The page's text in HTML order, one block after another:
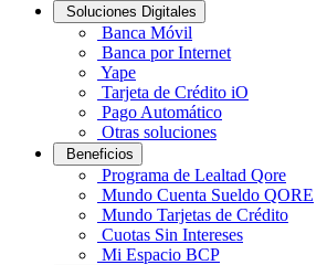
Soluciones Digitales
Banca Móvil
Banca por Internet
Yape
Tarjeta de Crédito iO
Pago Automático
Otras soluciones
Beneficios
Programa de Lealtad Qore
Mundo Cuenta Sueldo QORE
Mundo Tarjetas de Crédito
Cuotas Sin Intereses
Mi Espacio BCP